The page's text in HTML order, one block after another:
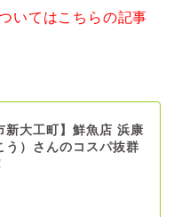
いてはこちらの記事
新大工町】鮮魚店 浜康
う）さんのコスパ抜群